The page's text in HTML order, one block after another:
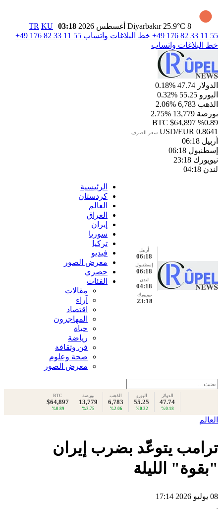
Diyarbakır 25.9°C 8 أغسطس 2026 03:18
TR KU
+49 176 82 33 11 55 خط البلاغات واتساب +49 176 82 33 11 55
خط البلاغات واتساب
الدولار 47.74
%0.18
اليورو 55.25
%0.32
الذهب 6,783
%2.06
بورصة 13,779
%2.75
BTC $64,897 %0.89
USD/EUR 0.8641 سعر الصرف
أربيل 06:18
إسطنبول 06:18
نيويورك 23:18
لندن 04:18
أربيل
06:18
إسطنبول
06:18
لندن
04:18
نيويورك
23:18
الرئيسية
كردستان
العالم
العراق
إيران
سوريا
تركيا
فيديو
معرض الصور
حصري
الفئات
مقالات
آراء
اقتصاد
المهاجرون
حياة
رياضة
فن وثقافة
صحة وعلوم
معرض الصور
الدولار
47.74
%0.18
اليورو
55.25
%0.32
الذهب
6,783
%2.06
بورصة
13,779
%2.75
BTC
$64,897
%0.89
العالم
ترامب يتوعّد بضرب إيران
"بقوة" الليلة
08 يوليو 2026 17:14